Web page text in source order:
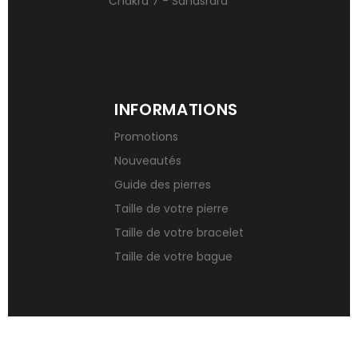
INFORMATIONS
Promotions
Nouveautés
Guide des pierres
Taille de votre pierre
Taille de votre bracelet
Taille de votre bague